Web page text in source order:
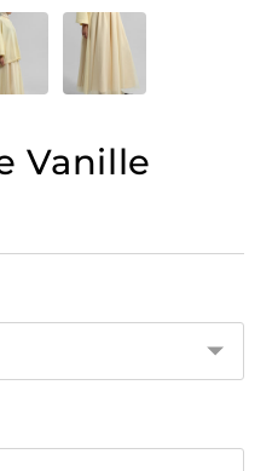
Vanille